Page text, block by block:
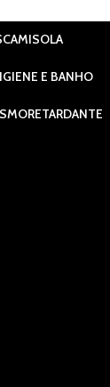
CAMISOLA
E BANHO
RETARDANTE